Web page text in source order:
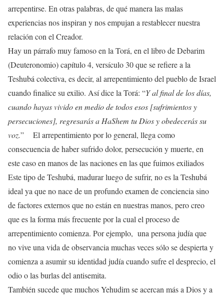
arrepentirse. En otras palabras, de qué manera las malas
experiencias nos inspiran y nos empujan a restablecer nuestra
relación con el Creador.
Hay un párrafo muy famoso en la Torá, en el libro de Debarim
(Deuteronomio) capítulo 4, versículo 30 que se refiere a la
Teshubá colectiva, es decir, al arrepentimiento del pueblo de Israel
cuando finalice su exilio. Así dice la Torá: “Y al final de los días,
cuando hayas vivido en medio de todos esos [sufrimientos y
persecuciones], regresarás a HaShem tu Dios y obedecerás su
voz.” El arrepentimiento por lo general, llega como
consecuencia de haber sufrido dolor, persecución y muerte, en
este caso en manos de las naciones en las que fuimos exiliados
Este tipo de Teshubá, madurar luego de sufrir, no es la Teshubá
ideal ya que no nace de un profundo examen de conciencia sino
de factores externos que no están en nuestras manos, pero creo
que es la forma más frecuente por la cual el proceso de
arrepentimiento comienza. Por ejemplo, una persona judía que
no vive una vida de observancia muchas veces sólo se despierta y
comienza a asumir su identidad judía cuando sufre el desprecio, el
odio o las burlas del antisemita.
También sucede que muchos Yehudim se acercan más a Dios y a